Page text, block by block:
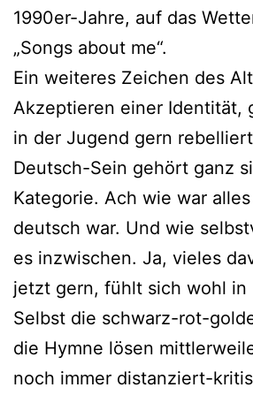
1990er-Jahre, auf das
„Songs about me“.
Ein weiteres Zeichen des
Akzeptieren einer Identität,
in der Jugend gern
Deutsch-Sein gehört ganz
Kategorie. Ach wie war
deutsch war. Und wie
es inzwischen. Ja, vieles
jetzt gern, fühlt sich wohl in
Selbst die schwarz-rot-
die Hymne lösen
noch immer distanziert-